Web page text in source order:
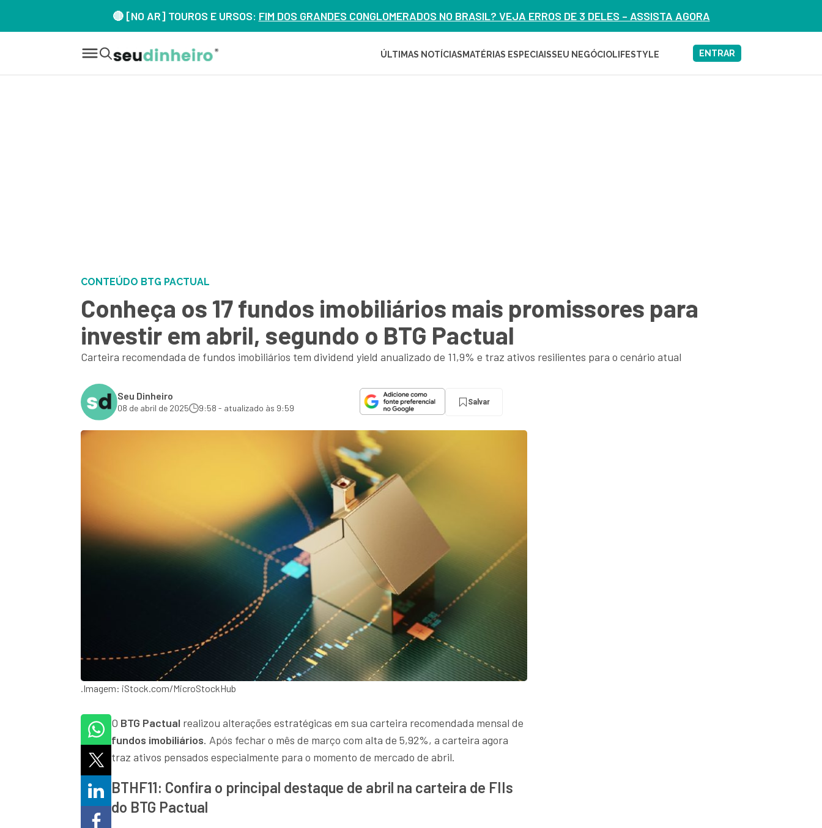
🔴 [NO AR] TOUROS E URSOS: FIM DOS GRANDES CONGLOMERADOS NO BRASIL? VEJA ERROS DE 3 DELES – ASSISTA AGORA
ÚLTIMAS NOTÍCIAS MATÉRIAS ESPECIAISSEU NEGÓCIOLIFESTYLE ENTRAR
CONTEÚDO BTG PACTUAL
Conheça os 17 fundos imobiliários mais promissores para
investir em abril, segundo o BTG Pactual
Carteira recomendada de fundos imobiliários tem dividend yield anualizado de 11,9% e traz ativos resilientes para o cenário atual
Seu Dinheiro
08 de abril de 2025 9:58 - atualizado às 9:59
Salvar
.Imagem: iStock.com/MicroStockHub
O BTG Pactual realizou alterações estratégicas em sua carteira recomendada mensal de
fundos imobiliários. Após fechar o mês de março com alta de 5,92%, a carteira agora
traz ativos pensados especialmente para o momento de mercado de abril.
BTHF11: Confira o principal destaque de abril na carteira de FIIs
do BTG Pactual